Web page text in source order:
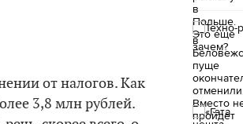
от налогов. Как
3,8 млн рублей.